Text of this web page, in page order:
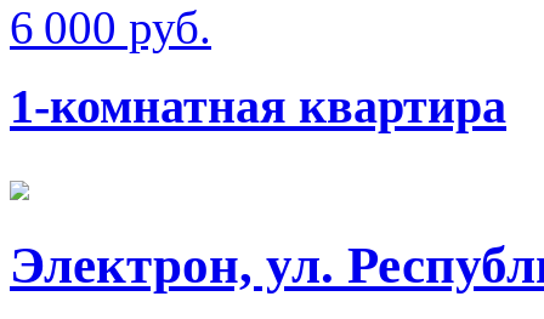
6 000 руб.
1-комнатная квартира
Электрон, ул.